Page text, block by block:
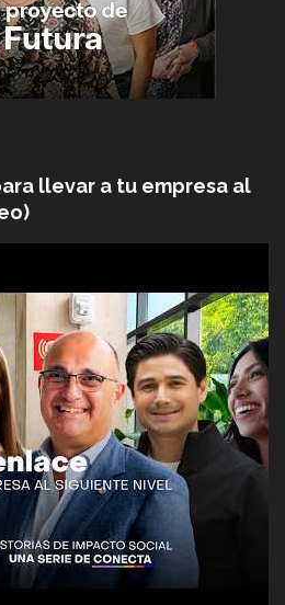
llevar a tu empresa al